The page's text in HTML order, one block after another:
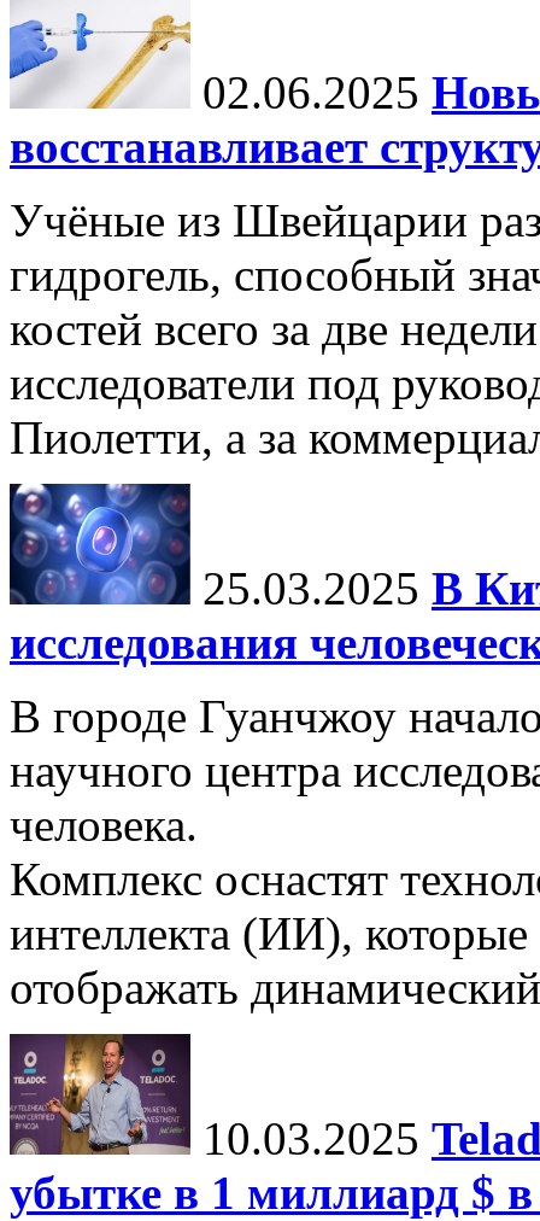
02.06.2025
восстанавливает
Учёные из Швейцарии
гидрогель, способный
костей всего за две
исследователи под
Пиолетти, а за
25.03.2025 В
исследования
В городе Гуанчжоу
научного центра
человека.
Комплекс оснастят
интеллекта (ИИ),
отображать
10.03.2025
убытке в 1 миллиард $ в